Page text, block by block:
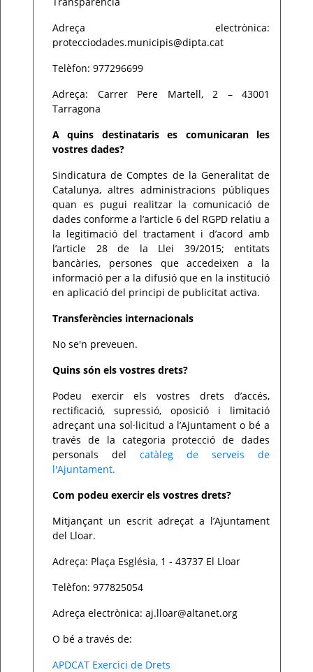
Adreça electrònica:
protecciodades.municipis@dipta.cat
Telèfon: 977296699
Adreça: Carrer Pere Martell, 2 – 43001
Tarragona
A quins destinataris es comunicaran les
vostres dades?
Sindicatura de Comptes de la Generalitat de
Catalunya, altres administracions públiques
quan es pugui realitzar la comunicació de
dades conforme a l’article 6 del RGPD relatiu a
la legitimació del tractament i d’acord amb
l’article 28 de la Llei 39/2015; entitats
bancàries, persones que accedeixen a la
informació per a la difusió que en la institució
en aplicació del principi de publicitat activa.
Transferències internacionals
No se'n preveuen.
Quins són els vostres drets?
Podeu exercir els vostres drets d’accés,
rectificació, supressió, oposició i limitació
adreçant una sol·licitud a l’Ajuntament o bé a
través de la categoria protecció de dades
personals del catàleg de serveis de
l'Ajuntament.
Com podeu exercir els vostres drets?
Mitjançant un escrit adreçat a l’Ajuntament
del Lloar.
Adreça: Plaça Església, 1 - 43737 El Lloar
Telèfon: 977825054
Adreça electrònica: aj.lloar@altanet.org
O bé a través de:
APDCAT Exercici de Drets